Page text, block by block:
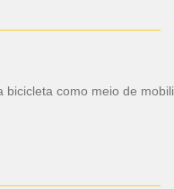
como meio de